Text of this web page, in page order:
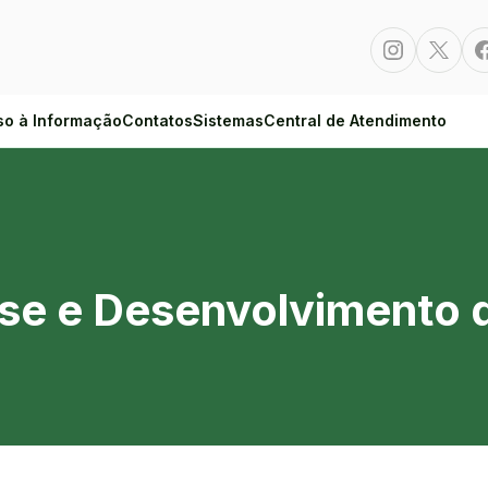
Instagram
à InformaçãoContatosSistemasCentral de Atendimento
de Sistemas
e Desenvolvimento